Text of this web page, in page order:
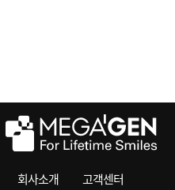
회사소개
고객센터